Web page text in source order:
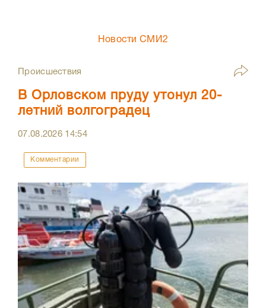
Новости СМИ2
Происшествия
В Орловском пруду утонул 20-
летний волгоградец
07.08.2026 14:54
Комментарии